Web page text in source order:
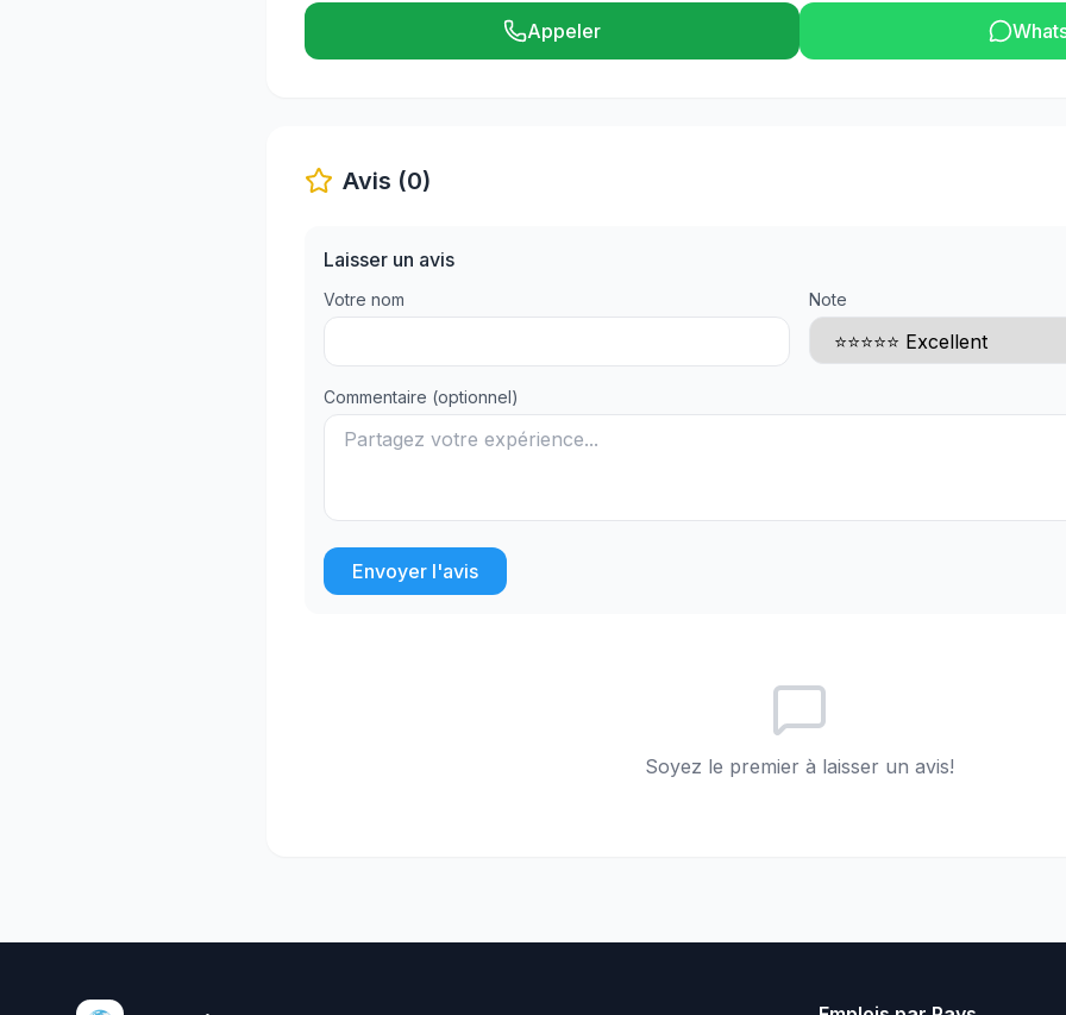
Appeler
Avis (0)
Laisser un avis
Votre nom Note
Commentaire (optionnel)
Envoyer l'avis
Soyez le premier à laisser un avis!